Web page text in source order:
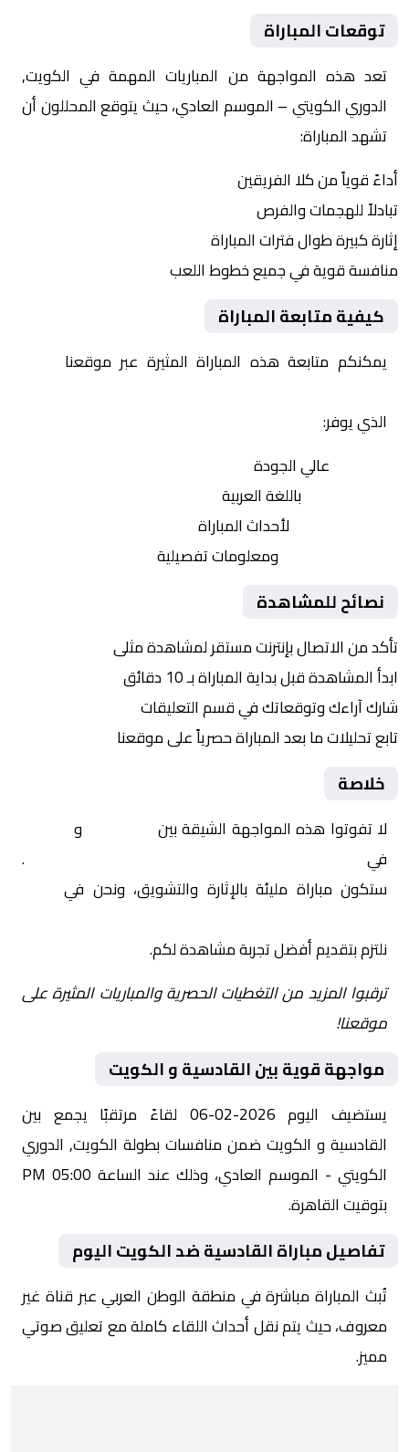
توقعات المباراة
تعد هذه المواجهة من المباريات المهمة في الكويت,
الدوري الكويتي – الموسم العادي، حيث يتوقع المحللون أن
تشهد المباراة:
أداءً قوياً من كلا الفريقين
تبادلاً للهجمات والفرص
إثارة كبيرة طوال فترات المباراة
منافسة قوية في جميع خطوط اللعب
كيفية متابعة المباراة
يمكنكم متابعة هذه المباراة المثيرة عبر موقعنا
الذي يوفر:
عالي الجودة
باللغة العربية
لأحداث المباراة
ومعلومات تفصيلية
نصائح للمشاهدة
تأكد من الاتصال بإنترنت مستقر لمشاهدة مثلى
ابدأ المشاهدة قبل بداية المباراة بـ 10 دقائق
شارك آراءك وتوقعاتك في قسم التعليقات
تابع تحليلات ما بعد المباراة حصرياً على موقعنا
خلاصة
لا تفوتوا هذه المواجهة الشيقة بين و
في
.
ستكون مباراة مليئة بالإثارة والتشويق، ونحن في
نلتزم بتقديم أفضل تجربة مشاهدة لكم.
ترقبوا المزيد من التغطيات الحصرية والمباريات المثيرة على
موقعنا!
مواجهة قوية بين القادسية و الكويت
يستضيف اليوم 2026-02-06 لقاءً مرتقبًا يجمع بين
القادسية و الكويت ضمن منافسات بطولة الكويت, الدوري
الكويتي - الموسم العادي، وذلك عند الساعة 05:00 PM
بتوقيت القاهرة.
تفاصيل مباراة القادسية ضد الكويت اليوم
تُبث المباراة مباشرة في منطقة الوطن العربي عبر قناة غير
معروف، حيث يتم نقل أحداث اللقاء كاملة مع تعليق صوتي
مميز.